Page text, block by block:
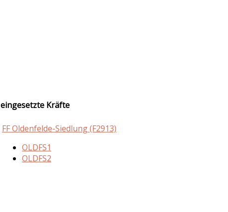
eingesetzte Kräfte
FF Oldenfelde-Siedlung (F2913)
OLDFS1
OLDFS2